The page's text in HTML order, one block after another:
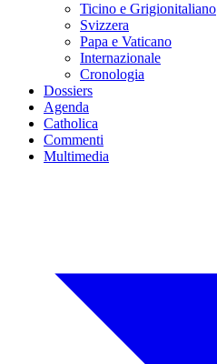
Ticino e Grigionitaliano
Svizzera
Papa e Vaticano
Internazionale
Cronologia
Dossiers
Agenda
Catholica
Commenti
Multimedia